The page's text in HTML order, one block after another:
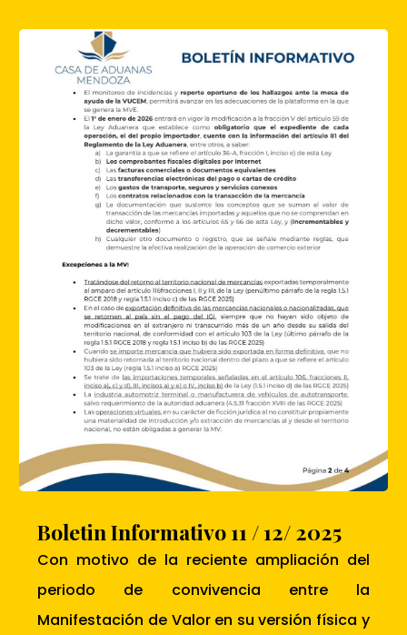
Boletin Informativo 11 / 12/ 2025
Con motivo de la reciente ampliación del
periodo de convivencia entre la
Manifestación de Valor en su versión física y